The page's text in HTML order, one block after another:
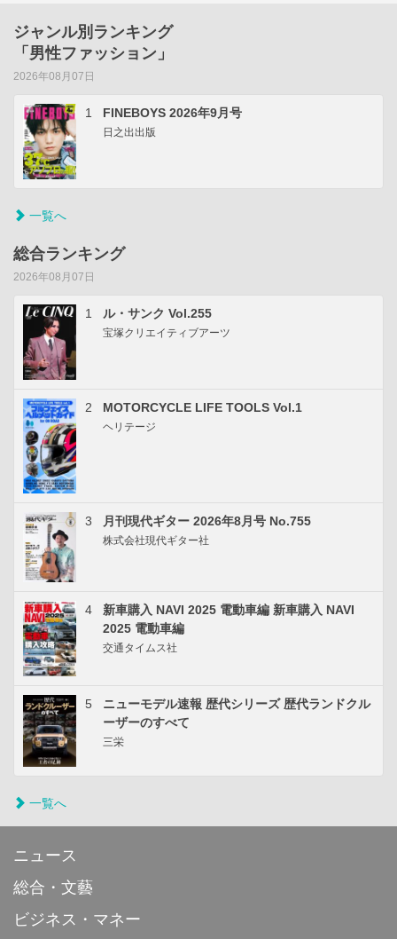
ジャンル別ランキング
「男性ファッション」
2026年08月07日
1 FINEBOYS 2026年9月号
日之出出版
一覧へ
総合ランキング
2026年08月07日
1 ル・サンク Vol.255
宝塚クリエイティブアーツ
2 MOTORCYCLE LIFE TOOLS Vol.1
ヘリテージ
3 月刊現代ギター 2026年8月号 No.755
株式会社現代ギター社
4
新車購入 NAVI 2025 電動車編 新車購入 NAVI
2025 電動車編
交通タイムス社
5
ニューモデル速報 歴代シリーズ 歴代ランドクル
ーザーのすべて
三栄
一覧へ
ニュース
総合・文藝
ビジネス・マネー